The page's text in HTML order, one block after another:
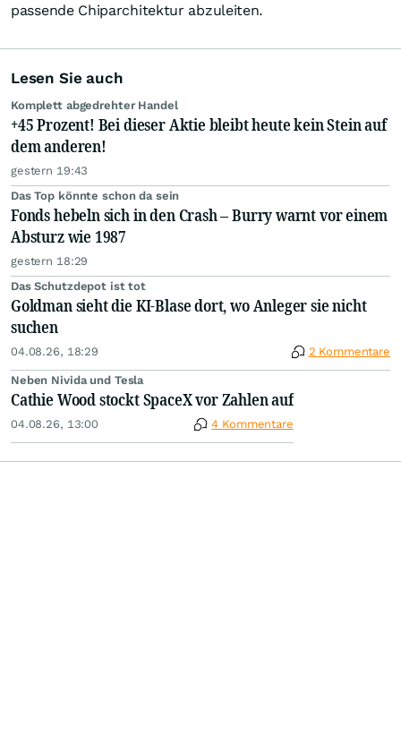
passende Chiparchitektur abzuleiten.
Lesen Sie auch
Komplett abgedrehter Handel
+45 Prozent! Bei dieser Aktie bleibt heute kein Stein auf
dem anderen!
gestern 19:43
Das Top könnte schon da sein
Fonds hebeln sich in den Crash – Burry warnt vor einem
Absturz wie 1987
gestern 18:29
Das Schutzdepot ist tot
Goldman sieht die KI-Blase dort, wo Anleger sie nicht
suchen
04.08.26, 18:29 2 Kommentare
Neben Nivida und Tesla
Cathie Wood stockt SpaceX vor Zahlen auf
04.08.26, 13:00 4 Kommentare